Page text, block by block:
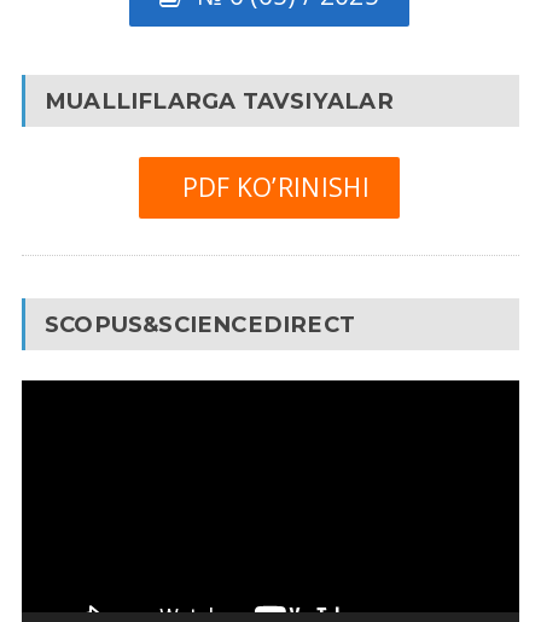
MUALLIFLARGA TAVSIYALAR
PDF KO’RINISHI
SCOPUS&SCIENCEDIRECT